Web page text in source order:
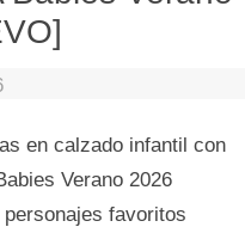
en calzado infantil con
Verano 2026
favoritos